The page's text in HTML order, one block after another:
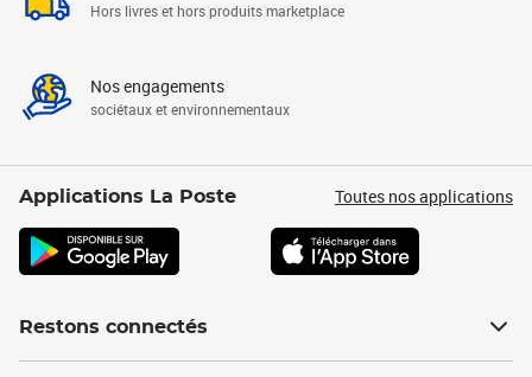
Hors livres et hors produits marketplace
Nos engagements
sociétaux et environnementaux
Applications La Poste Toutes nos applications
Restons connectés